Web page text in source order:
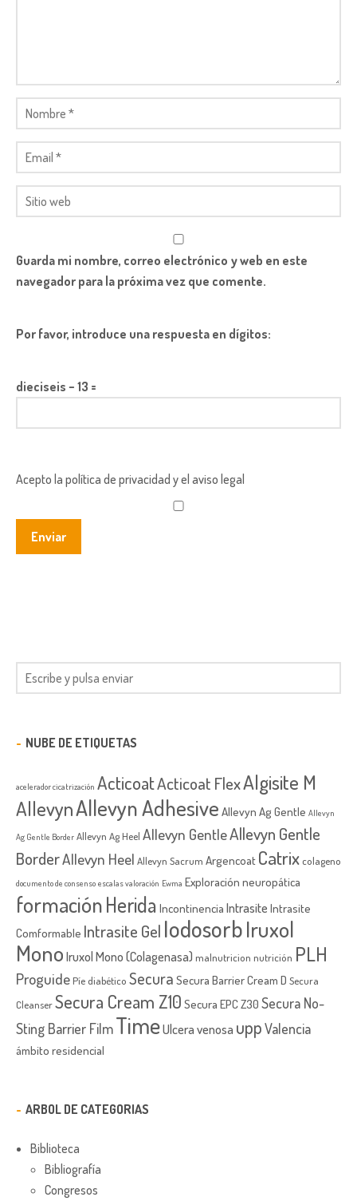
Guarda mi nombre, correo electrónico y web en este
navegador para la próxima vez que comente.
Por favor, introduce una respuesta en dígitos:
dieciseis − 13 =
Acepto la política de privacidad y el aviso legal
NUBE DE ETIQUETAS
acelerador cicatrización ActicoatActicoat FlexAlgisite M
AllevynAllevyn Adhesive Allevyn Ag Gentle Allevyn
Ag Gentle Border Allevyn Ag Heel Allevyn GentleAllevyn Gentle
BorderAllevyn Heel Allevyn Sacrum Argencoat Catrix colageno
documento de consenso escalas valoración Ewma Exploración neuropática
formaciónHerida Incontinencia Intrasite Intrasite
Comformable Intrasite Gel IodosorbIruxol
MonoIruxol Mono (Colagenasa) malnutricion nutrición PLH
Proguide Píe diabético Secura Secura Barrier Cream D Secura
CleanserSecura Cream Z10 Secura EPC Z30 Secura No-
Sting Barrier FilmTimeUlcera venosa uppValencia
ámbito residencial
ARBOL DE CATEGORIAS
Biblioteca
Bibliografía
Congresos